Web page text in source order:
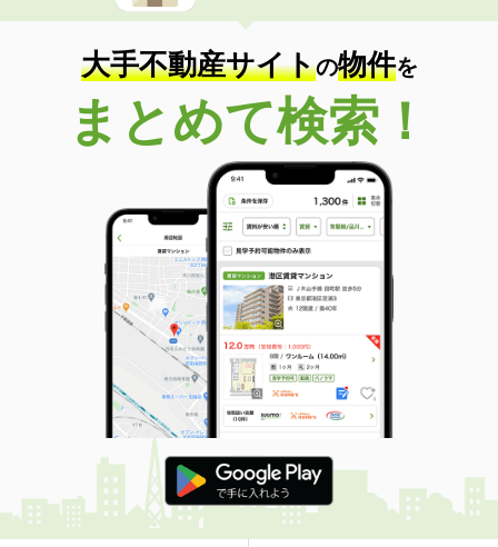
大手不動産サイトの物件を
まとめて検索！